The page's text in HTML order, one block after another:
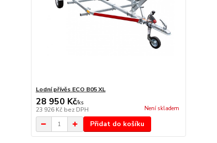
Lodní přívěs ECO B05 XL
28 950 Kč/ks
23 926 Kč bez DPH Není skladem
Přidat do košíku